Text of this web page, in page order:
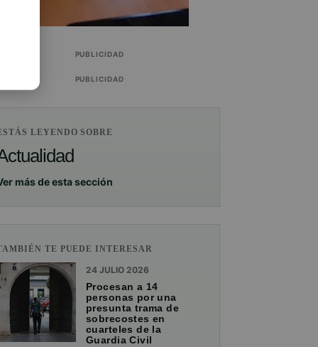
PUBLICIDAD
PUBLICIDAD
LEYENDO SOBRE
más de esta sección
TE PUEDE INTERESAR
24 JULIO 2026
Procesan a 14
personas por una
presunta trama de
sobrecostes en
cuarteles de la
Guardia Civil